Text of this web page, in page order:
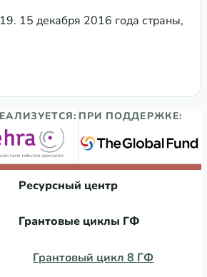
15 декабря 2016 года страны,
ПРИ ПОДДЕРЖКЕ:
Ресурсный центр
Грантовые циклы ГФ
Грантовый цикл 8 ГФ